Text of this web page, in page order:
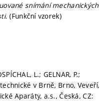
snímání mechanických
. (Funkční vzorek)
L.; GELNAR, P.;
v Brně, Brno, Veveří,
Aparáty, a.s., Česká, CZ: